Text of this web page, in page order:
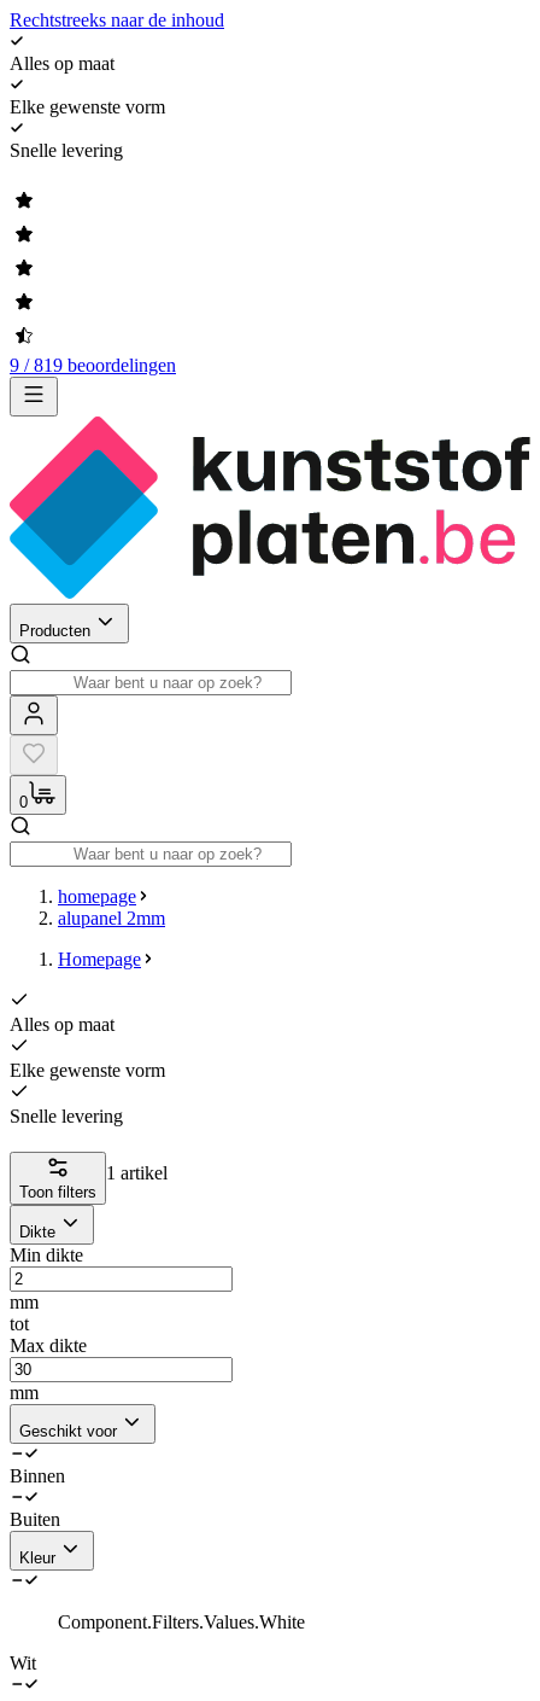
Rechtstreeks naar de inhoud
Alles op maat
Elke gewenste vorm
Snelle levering
9 / 819 beoordelingen
Producten
0
homepage
alupanel 2mm
Homepage
Alles op maat
Elke gewenste vorm
Snelle levering
Toon filters
1 artikel
Dikte
Min dikte
mm
tot
Max dikte
mm
Geschikt voor
Binnen
Buiten
Kleur
Component.Filters.Values.White
Wit